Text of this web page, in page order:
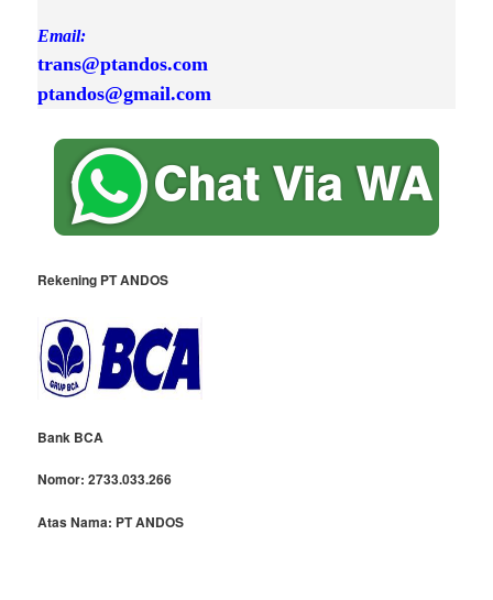
Email:
trans@ptandos.com
ptandos@gmail.com
Rekening PT ANDOS
Bank BCA
Nomor:2733.033.266
Atas Nama: PT ANDOS